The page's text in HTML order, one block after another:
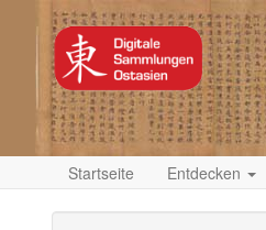
Startseite Entdecken